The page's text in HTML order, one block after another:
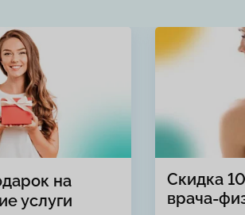
на
услуги
Скидка
врача-